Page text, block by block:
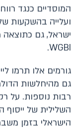
המוסדיים כנגד
ועלייה בהשקעות
ישראל, גם כתוצאה
WGBI
.
גורמים אלו תרמו
גם מהיחלשות
רבות נוספות. על
השלילית של
הישראלי בזמן